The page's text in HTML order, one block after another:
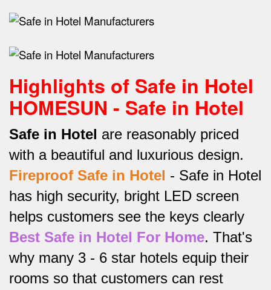
Highlights of Safe in Hotel
HOMESUN - Safe in Hotel
Safe in Hotel are reasonably priced
with a beautiful and luxurious design.
Fireproof Safe in Hotel - Safe in Hotel
has high security, bright LED screen
helps customers see the keys clearly
Best Safe in Hotel For Home. That's
why many 3 - 6 star hotels equip their
rooms so that customers can rest